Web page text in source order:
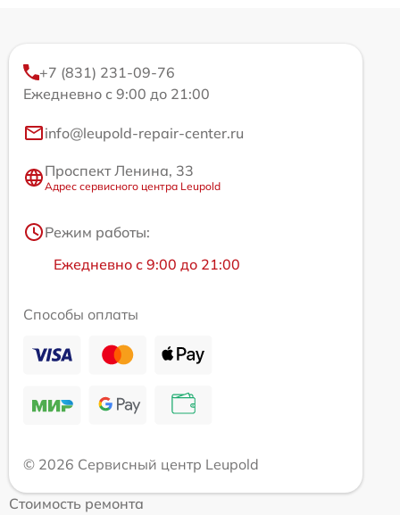
+7 (831) 231-09-76
Ежедневно с 9:00 до 21:00
info@leupold-repair-center.ru
Проспект Ленина, 33
Адрес сервисного центра Leupold
Режим работы:
Ежедневно с 9:00 до 21:00
Способы оплаты
© 2026 Сервисный центр Leupold
Стоимость ремонта